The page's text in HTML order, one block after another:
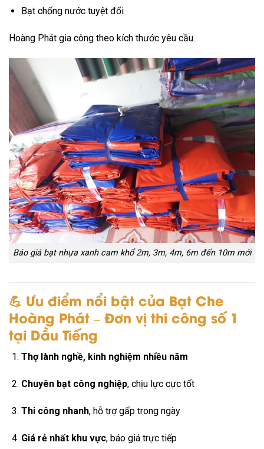
Bạt chống nước tuyệt đối
Hoàng Phát gia công theo kích thước yêu cầu.
Báo giá bạt nhựa xanh cam khổ 2m, 3m, 4m, 6m đến 10m mới
💪 Ưu điểm nổi bật của Bạt Che
Hoàng Phát – Đơn vị thi công số 1
tại Dầu Tiếng
Thợ lành nghề, kinh nghiệm nhiều năm
Chuyên bạt công nghiệp, chịu lực cực tốt
Thi công nhanh, hỗ trợ gấp trong ngày
Giá rẻ nhất khu vực, báo giá trực tiếp